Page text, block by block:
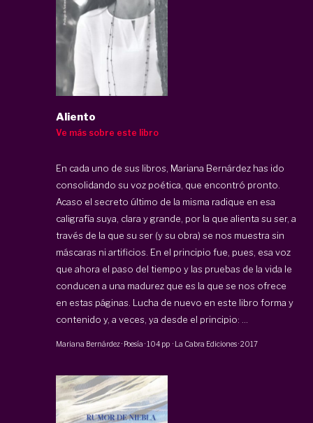
Aliento
Ve más sobre este libro
En cada uno de sus libros, Mariana Bernárdez has ido
consolidando su voz poética, que encontró pronto.
Acaso el secreto último de la misma radique en esa
caligrafía suya, clara y grande, por la que alienta su ser, a
través de la que su ser (y su obra) se nos muestra sin
máscaras ni artificios. En el principio fue, pues, esa voz
que ahora el paso del tiempo y las pruebas de la vida le
conducen a una madurez que es la que se nos ofrece
en estas páginas. Lucha de nuevo en este libro forma y
contenido y, a veces, ya desde el principio: ...
Mariana Bernárdez· Poesía ·104 pp · La Cabra Ediciones·2017